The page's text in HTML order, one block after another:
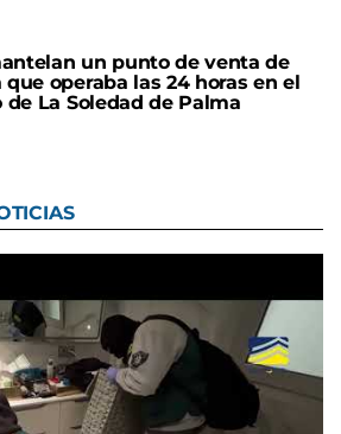
un punto de venta de
que operaba las 24 horas en el
de La Soledad de Palma